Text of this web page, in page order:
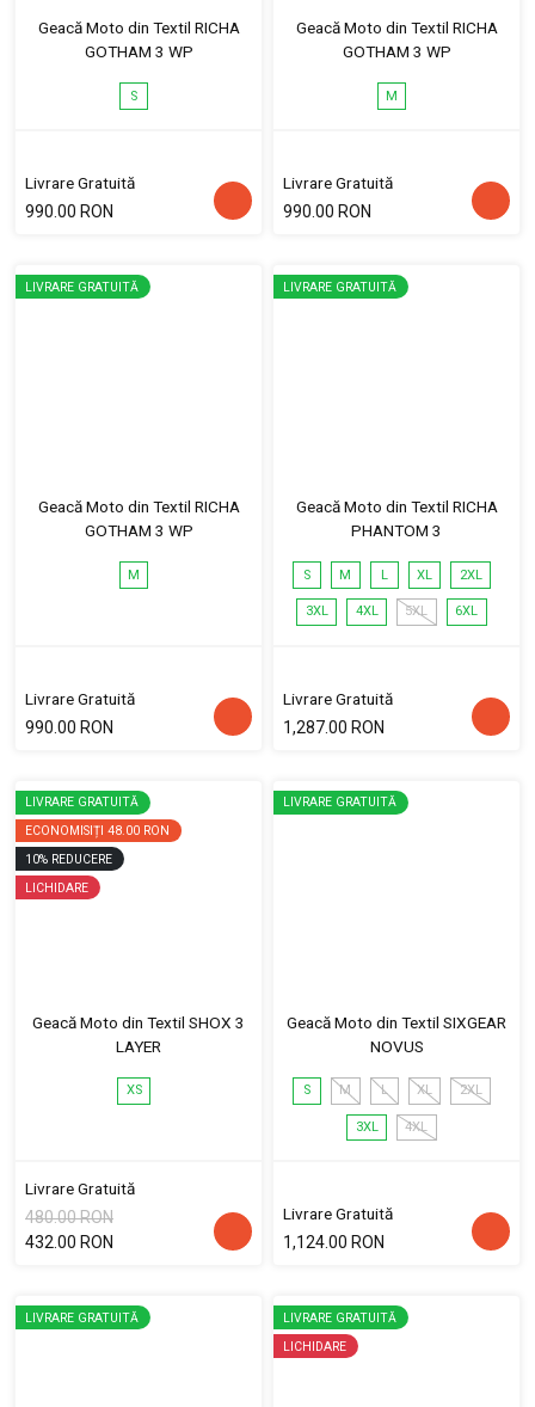
Geacă Moto din Textil RICHA
GOTHAM 3 WP
S
Livrare Gratuită
990.00 RON
Geacă Moto din Textil RICHA
GOTHAM 3 WP
M
Livrare Gratuită
990.00 RON
LIVRARE GRATUITĂ
Geacă Moto din Textil RICHA
GOTHAM 3 WP
M
Livrare Gratuită
990.00 RON
LIVRARE GRATUITĂ
Geacă Moto din Textil RICHA
PHANTOM 3
S M L XL 2XL
3XL 4XL 5XL 6XL
Livrare Gratuită
1,287.00 RON
LIVRARE GRATUITĂ
ECONOMISIȚI 48.00 RON
10% REDUCERE
LICHIDARE
Geacă Moto din Textil SHOX 3
LAYER
XS
Livrare Gratuită
480.00 RON
432.00 RON
LIVRARE GRATUITĂ
Geacă Moto din Textil SIXGEAR
NOVUS
S M L XL 2XL
3XL 4XL
Livrare Gratuită
1,124.00 RON
LIVRARE GRATUITĂ
LIVRARE GRATUITĂ
LICHIDARE